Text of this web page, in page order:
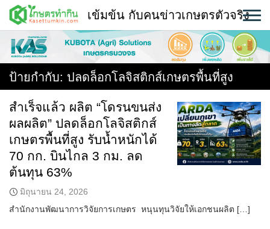
Skip
content
พืช
หน้าแรก
แวดวงเกษตร
ใคร ทำอะไร ที่ไหน
สถานีข่าววันนี้
เข้มข้น กับคนข่าวเกษตรตัวจริง
ป้ายกำกับ: ปลดล็อกโลจิสติกส์เกษตรพื้นที่สูง
สำเร็จแล้ว ผลิต “โดรนขนส่ง
ผลผลิต” ปลดล็อกโลจิสติกส์
เกษตรพื้นที่สูง รับน้ำหนักได้
70 กก. บินไกล 3 กม. ลด
ต้นทุน 63%
มิถุนายน 24, 2026
สำนักงานพัฒนาการวิจัยการเกษตร หนุนทุนวิจัยให้เอกชนผลิต […]